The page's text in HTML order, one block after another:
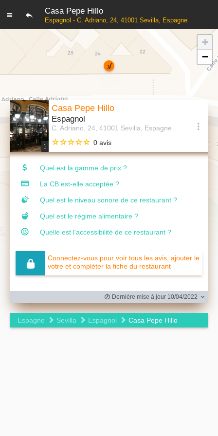
Casa Pepe Hillo
Espagnol - C. Adriano, 24, 41001 Sevilla, Espagne
1
Casa Pepe Hillo
Espagnol
C. Adriano, 24, 41001 Sevilla, Espagne
0 avis
Quel est la gamme de prix ?
La CB est-elle acceptée ?
Quel est le niveau sonore de ce restaurant ?
Quel est le régime alimentaire ?
Quelle est l'accessibilité de ce restaurant ?
Connectez-vous pour voir tous les avis, ajouter le
votre et compléter la fiche du restaurant
Dernière mise à jour 10/04/2022
Espagne Sevilla Espagnol Casa Pepe Hillo
+
−